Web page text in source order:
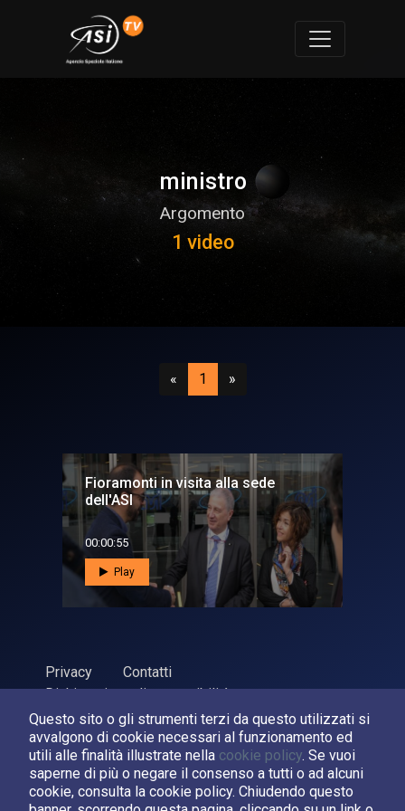
Questo sito o gli strumenti terzi da questo utilizzati si
avvalgono di cookie necessari al funzionamento ed
utili alle finalità illustrate nella cookie policy. Se vuoi
saperne di più o negare il consenso a tutti o ad alcuni
cookie, consulta la cookie policy. Chiudendo questo
ministro
Argomento
1 video
«Precedente
1 (attuale)
»Successivo
Fioramonti in visita alla sede
dell'ASI
00:00:55
Play
Privacy
Contatti
Dichiarazione di accessibilità
ASI Agenzia Spaziale Italiana, 2026. P.Iva 03638121008
Sviluppato daLPM
Seguici su: